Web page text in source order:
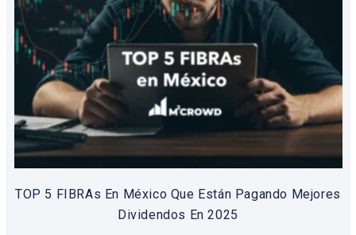
TOP 5 FIBRAs En México Que Están Pagando Mejores
Dividendos En 2025